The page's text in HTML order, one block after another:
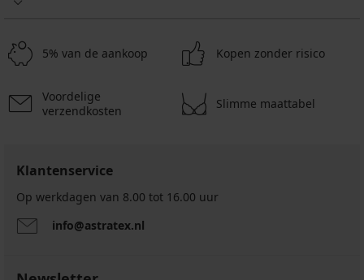
Hemdje
14,69
€
€
5% van de aankoop Kopen zonder risico
Voordelige
verzendkosten
Slimme maattabel
Klantenservice
Op werkdagen van 8.00 tot 16.00 uur
info@astratex.nl